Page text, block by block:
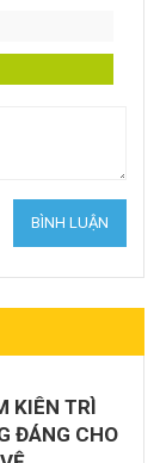
KIÊN TRÌ
ĐÁNG CHO